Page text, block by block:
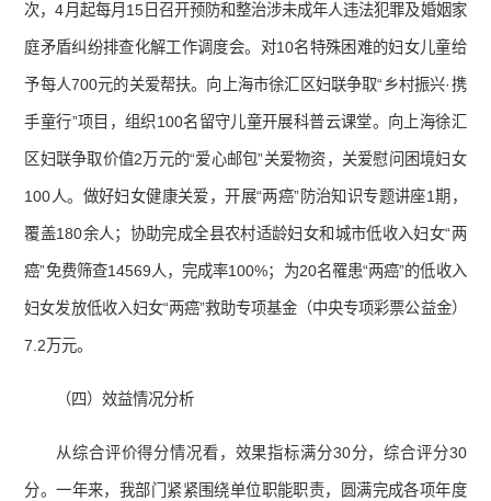
次，4月起每月15日召开预防和整治涉未成年人违法犯罪及婚姻家
庭矛盾纠纷排查化解工作调度会。对10名特殊困难的妇女儿童给
予每人700元的关爱帮扶。向上海市徐汇区妇联争取“乡村振兴·携
手童行”项目，组织100名留守儿童开展科普云课堂。向上海徐汇
区妇联争取价值2万元的“爱心邮包”关爱物资，关爱慰问困境妇女
100人。做好妇女健康关爱，开展“两癌”防治知识专题讲座1期，
覆盖180余人；协助完成全县农村适龄妇女和城市低收入妇女“两
癌”免费筛查14569人，完成率100%；为20名罹患“两癌”的低收入
妇女发放低收入妇女“两癌”救助专项基金（中央专项彩票公益金）
7.2万元。
（四）效益情况分析
从综合评价得分情况看，效果指标满分30分，综合评分30
分。一年来，我部门紧紧围绕单位职能职责，圆满完成各项年度